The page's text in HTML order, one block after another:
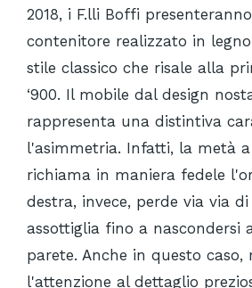
2018, i F.lli Boffi
contenitore realizzato in
stile classico che risale alla
‘900. Il mobile dal design
rappresenta una distintiva
l'asimmetria. Infatti, la metà
richiama in maniera fedele
destra, invece, perde via via
assottiglia fino a nascondersi
parete. Anche in questo caso,
l'attenzione al dettaglio